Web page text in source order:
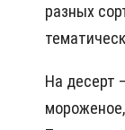
разных
На десерт